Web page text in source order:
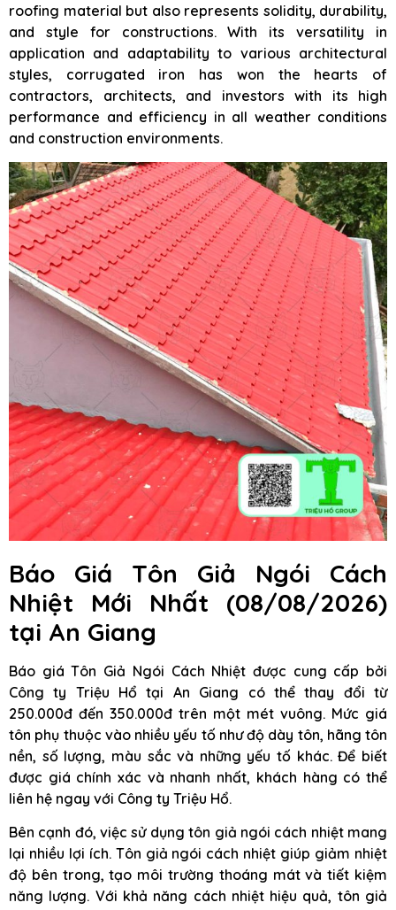
roofing material but also represents solidity, durability,
and style for constructions. With its versatility in
application and adaptability to various architectural
styles, corrugated iron has won the hearts of
contractors, architects, and investors with its high
performance and efficiency in all weather conditions
and construction environments.
Báo Giá Tôn Giả Ngói Cách
Nhiệt Mới Nhất (08/08/2026)
tại An Giang
Báo giá Tôn Giả Ngói Cách Nhiệt được cung cấp bởi
Công ty Triệu Hổ tại An Giang có thể thay đổi từ
250.000đ đến 350.000đ trên một mét vuông. Mức giá
tôn phụ thuộc vào nhiều yếu tố như độ dày tôn, hãng tôn
nền, số lượng, màu sắc và những yếu tố khác. Để biết
được giá chính xác và nhanh nhất, khách hàng có thể
liên hệ ngay với Công ty Triệu Hổ.
Bên cạnh đó, việc sử dụng tôn giả ngói cách nhiệt mang
lại nhiều lợi ích. Tôn giả ngói cách nhiệt giúp giảm nhiệt
độ bên trong, tạo môi trường thoáng mát và tiết kiệm
năng lượng. Với khả năng cách nhiệt hiệu quả, tôn giả